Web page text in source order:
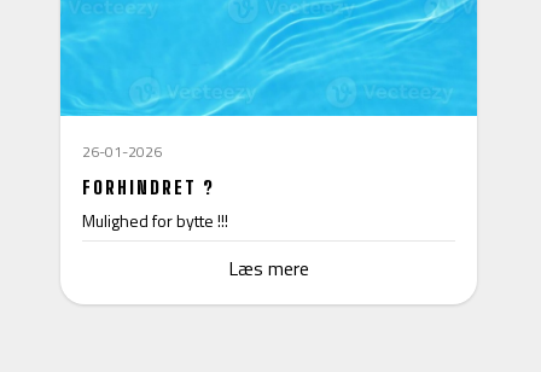
26-01-2026
FORHINDRET ?
Mulighed for bytte !!!
Læs mere